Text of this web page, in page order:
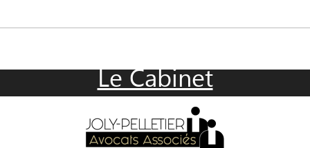
Le Cabinet